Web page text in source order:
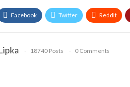
Facebook Twitter ReddIt
18740 Posts 0 Comments